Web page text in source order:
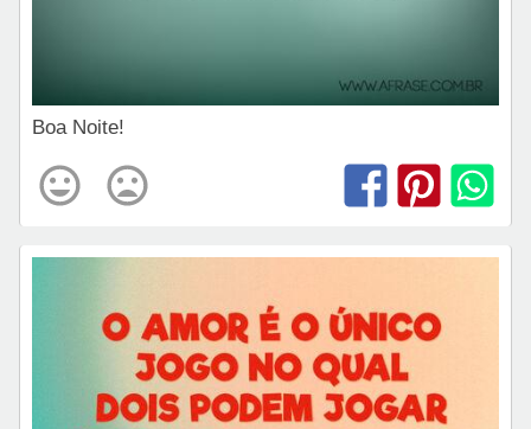
Boa Noite!